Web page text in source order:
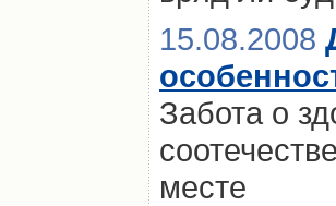
15.08.2008
Забота о
месте